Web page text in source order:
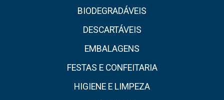
BIODEGRADÁVEIS
DESCARTÁVEIS
EMBALAGENS
FESTAS E CONFEITARIA
HIGIENE E LIMPEZA